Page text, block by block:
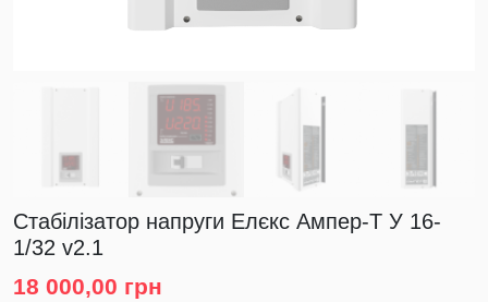
Стабілізатор напруги Елєкс Ампер-T У 16-
1/32 v2.1
18 000,00 грн